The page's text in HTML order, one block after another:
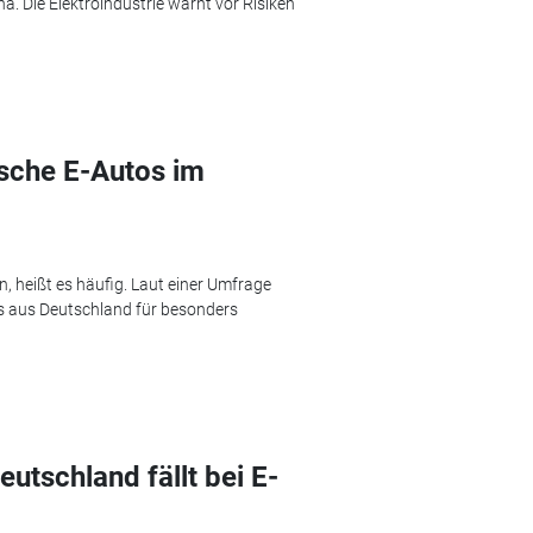
E-Autos im
heißt es häufig. Laut einer Umfrage
aus Deutschland für besonders
fällt bei E-